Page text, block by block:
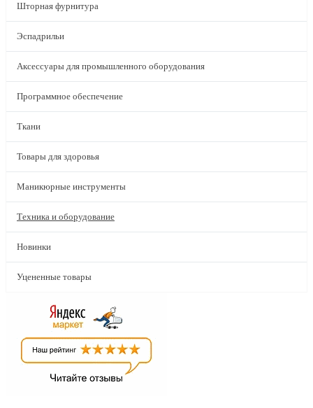
Шторная фурнитура
Эспадрильи
Аксессуары для промышленного оборудования
Программное обеспечение
Ткани
Товары для здоровья
Маникюрные инструменты
Техника и оборудование
Новинки
Уцененные товары